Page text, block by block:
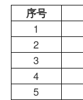
序号
1
2
3
4
5